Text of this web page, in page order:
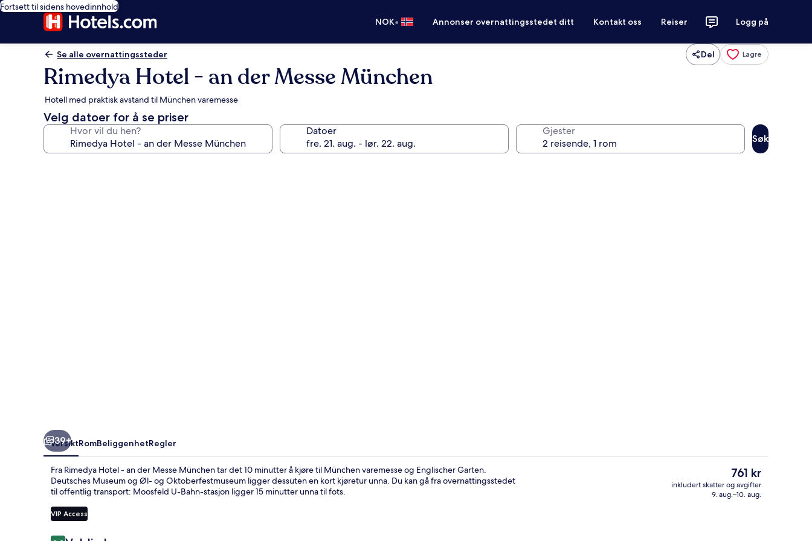
Fortsett til sidens hovedinnhold
NOK• Annonser overnattingsstedet ditt Kontakt oss Reiser Logg på
Se alle overnattingssteder Del Lagre
Rimedya Hotel - an der Messe München
Hotell med praktisk avstand til München varemesse
Velg datoer for å se priser
Hvor vil du hen? Datoer Gjester
Søk
Tremannsrom – comfort |
39+
OversiktRomBeliggenhetRegler
Fra Rimedya Hotel - an der Messe München tar det 10 minutter å kjøre til München varemesse og Englischer Garten.
Deutsches Museum og Øl- og Oktoberfestmuseum ligger dessuten en kort kjøretur unna. Du kan gå fra overnattingsstedet
til offentlig transport: Moosfeld U-Bahn-stasjon ligger 15 minutter unna til fots.
VIP Access
Den
nåværende
prisen
761 kr
inkludert skatter og avgifter
9. aug.–10. aug.